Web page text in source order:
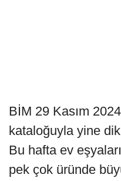
BİM 29 Kasım
kataloğuyla yine
Bu hafta ev
pek çok üründe